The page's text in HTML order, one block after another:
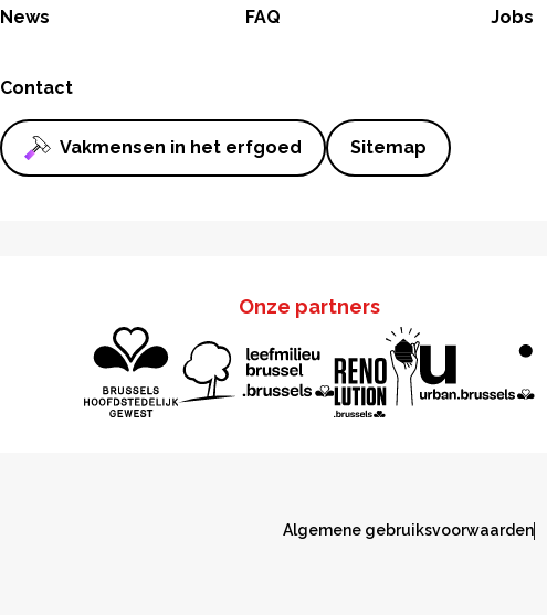
News FAQ Jobs
Contact
Vakmensen in het erfgoed Sitemap
Onze partners
Algemene gebruiksvoorwaarden